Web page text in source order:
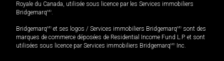
Royale du Canada, utilisée sous licence par les Services immobiliers
BridgemarqMD.
BridgemarqMD et ses logos / Services immobiliers BridgemarqMD sont des
marques de commerce déposées de Residential Income Fund L.P. et sont
utilisées sous licence par Services immobiliers BridgemarqMD Inc.